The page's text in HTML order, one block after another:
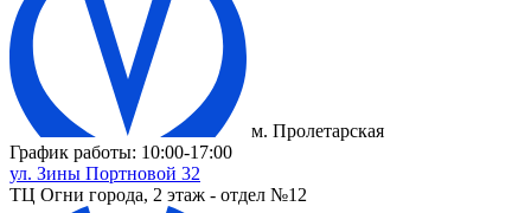
м. Пролетарская
График работы: 10:00-17:00
ул. Зины Портновой 32
ТЦ Огни города, 2 этаж - отдел №12